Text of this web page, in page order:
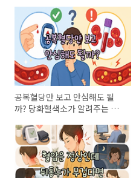
공복혈당만 보고 안심해도 될
까? 당화혈색소가 알려주는 건